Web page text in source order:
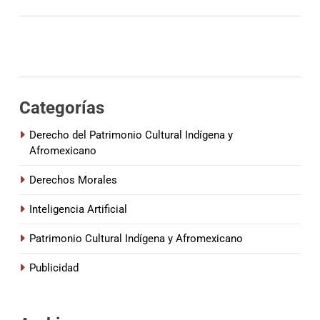
t
r
ó
n
o
Categorías
Derecho del Patrimonio Cultural Indígena y
Afromexicano
Derechos Morales
Inteligencia Artificial
Patrimonio Cultural Indígena y Afromexicano
Publicidad